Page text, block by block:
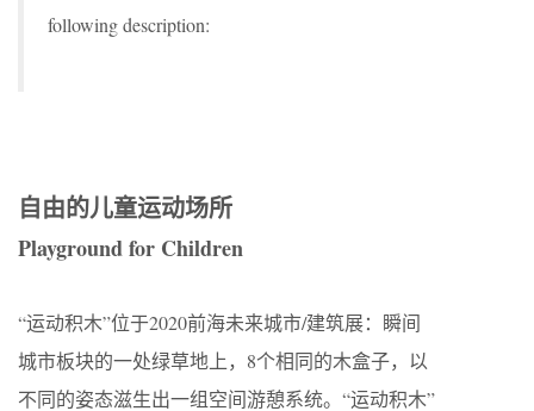
following description:
自由的儿童运动场所
Playground for Children
“运动积木”位于2020前海未来城市/建筑展：瞬间
城市板块的一处绿草地上，8个相同的木盒子，以
不同的姿态滋生出一组空间游憩系统。“运动积木”